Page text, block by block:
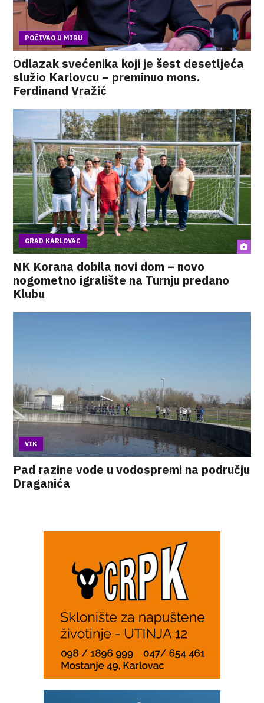
POČIVAO U MIRU
Odlazak svećenika koji je šest desetljeća
služio Karlovcu – preminuo mons.
Ferdinand Vražić
GRAD KARLOVAC
NK Korana dobila novi dom – novo
nogometno igralište na Turnju predano
Klubu
VIK
Pad razine vode u vodospremi na području
Draganića